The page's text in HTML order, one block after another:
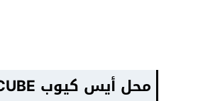
محل أيس كيوب ICE CUBE